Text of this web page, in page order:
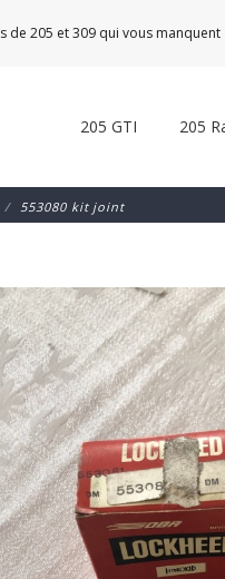
de 205 et 309 qui vous manquent
205 GTI 205
553080 kit joint